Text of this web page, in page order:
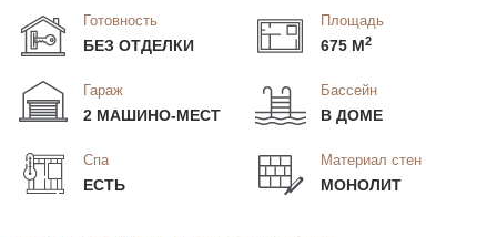
Готовность
БЕЗ ОТДЕЛКИ
Площадь
675 М2
Гараж
2 МАШИНО-МЕСТ
Бассейн
В ДОМЕ
Спа
ЕСТЬ
Материал стен
МОНОЛИТ